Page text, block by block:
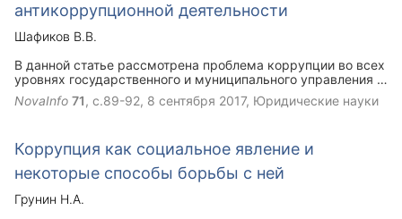
антикоррупционной деятельности
Шафиков В.В.
В данной статье рассмотрена проблема коррупции во всех
уровнях государственного и муниципального управления в
Российской Федерации. Коррупция — преступная
деятельность, заключающаяся в использовании
данной проблемы вырабатывается большое количество
решений, но к сожалению не все из них приемлемы .
Коррупция является постоянной проблемой и имеет
актуальность на протяжении всего времени.
NovaInfo 71 , с.89-92, 8 сентября 2017, Юридические науки
Коррупция как социальное явление и
некоторые способы борьбы с ней
Грунин Н.А.